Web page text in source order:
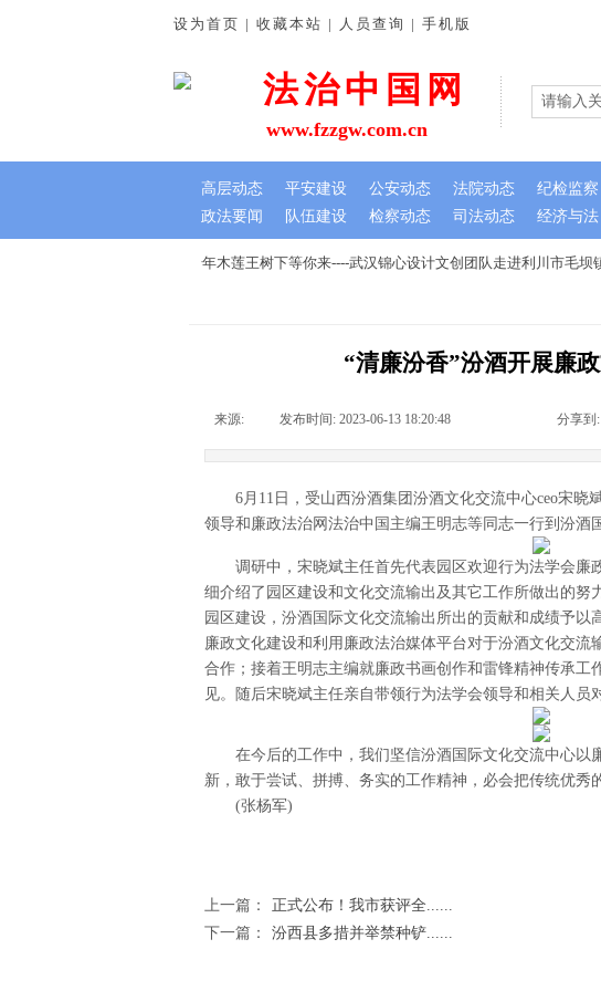
七夕文创节，我在千年木莲王树下等你来----武汉锦心设计文创团队走进利川市毛坝
法治中国网
政法要闻 队伍建设 检察动态 司法动态 经济与法
设为首页 | 收藏本站 | 人员查询 | 手机版
www.fzzgw.com.cn
高层动态 平安建设 公安动态 法院动态 纪检监察
“清廉汾香”汾酒开展廉
来源: 发布时间: 2023-06-13 18:20:48 分享到:
6月11日，受山西汾酒集团汾酒文化交流中心ceo宋晓
领导和廉政法治网法治中国主编王明志等同志一行到汾酒
调研中，宋晓斌主任首先代表园区欢迎行为法学会廉
细介绍了园区建设和文化交流输出及其它工作所做出的努
园区建设，汾酒国际文化交流输出所出的贡献和成绩予以
廉政文化建设和利用廉政法治媒体平台对于汾酒文化交流
合作；接着王明志主编就廉政书画创作和雷锋精神传承工
见。随后宋晓斌主任亲自带领行为法学会领导和相关人员
在今后的工作中，我们坚信汾酒国际文化交流中心以
新，敢于尝试、拼搏、务实的工作精神，必会把传统优秀
(张杨军)
上一篇：
正式公布！我市获评全......
下一篇：
汾西县多措并举禁种铲......